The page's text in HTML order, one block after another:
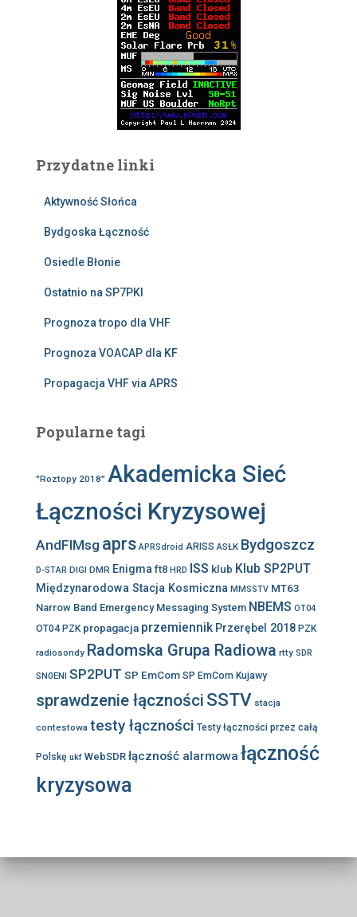
Przydatne linki
Aktywność Słońca
Bydgoska Łączność
Osiedle Błonie
Ostatnio na SP7PKI
Prognoza tropo dla VHF
Prognoza VOACAP dla KF
Propagacja VHF via APRS
Popularne tagi
"Roztopy 2018" Akademicka Sieć
Łączności Kryzysowej
AndFlMsg aprs APRSdroid ARISS ASŁK Bydgoszcz
D-STAR DIGI DMR Enigma ft8 HRD ISS klub Klub SP2PUT
Międzynarodowa Stacja Kosmiczna MMSSTV MT63
Narrow Band Emergency Messaging System NBEMS OT04
OT04 PZK propagacja przemiennik Przerębel 2018 PZK
radiosondy Radomska Grupa Radiowa rtty SDR
SN0ENI SP2PUT SP EmCom SP EmCom Kujawy
sprawdzenie łączności SSTV stacja
contestowa testy łączności Testy łączności przez całą
Polskę ukf WebSDR łączność alarmowa łączność
kryzysowa